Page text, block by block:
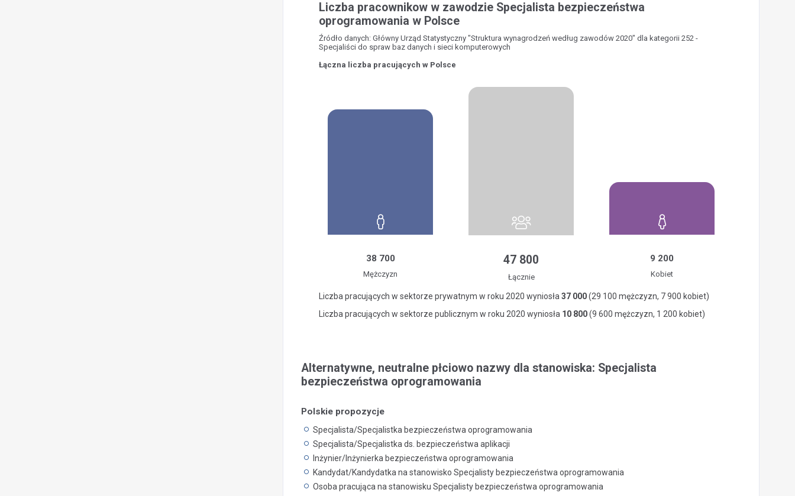
Liczba pracownikow w zawodzie Specjalista bezpieczeństwa
oprogramowania w Polsce
Źródło danych: Główny Urząd Statystyczny "Struktura wynagrodzeń według zawodów 2020" dla kategorii 252 -
Specjaliści do spraw baz danych i sieci komputerowych
Łączna liczba pracujących w Polsce
38 700
Mężczyzn
47 800
Łącznie
9 200
Kobiet
Liczba pracujących w sektorze prywatnym w roku 2020 wyniosła 37 000(29 100 mężczyzn, 7 900 kobiet)
Liczba pracujących w sektorze publicznym w roku 2020 wyniosła 10 800(9 600 mężczyzn, 1 200 kobiet)
Alternatywne, neutralne płciowo nazwy dla stanowiska: Specjalista
bezpieczeństwa oprogramowania
Polskie propozycje
Specjalista/Specjalistka bezpieczeństwa oprogramowania
Specjalista/Specjalistka ds. bezpieczeństwa aplikacji
Inżynier/Inżynierka bezpieczeństwa oprogramowania
Kandydat/Kandydatka na stanowisko Specjalisty bezpieczeństwa oprogramowania
Osoba pracująca na stanowisku Specjalisty bezpieczeństwa oprogramowania